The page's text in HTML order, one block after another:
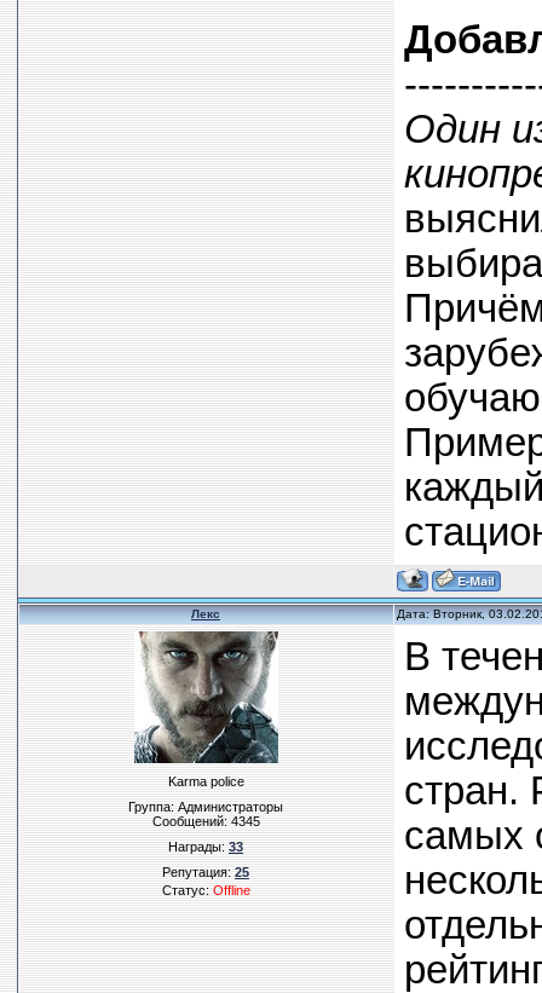
Один
Лекс Дата: Вторник,
Karma police
Группа: Администраторы
Сообщений:4345
Награды:33
Репутация:25
Статус:Offline
В
стран.
самых